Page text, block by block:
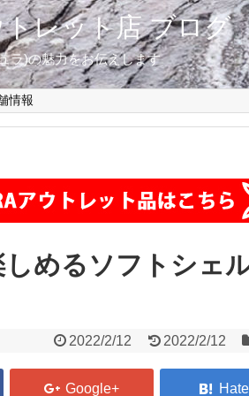
レット店 ブログ
ラ)の魅力をお伝えします
情報
めるソフトシェ
2022/2/12 2022/2/12